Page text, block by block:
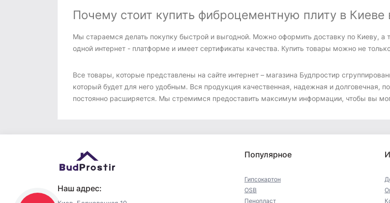
Почему стоит купить фиброцементную плиту в
Мы стараемся делать покупку быстрой и выгодной. Можно оформить доставку по Киеву, а
одной интернет - платформе и имеет сертификаты качества. Купить товары можно не
Все товары, которые представлены на сайте интернет – магазина Будпростир
который будет для него удобным. Вся продукция качественная, надежная и долговечная,
постоянно расширяется. Мы стремимся предоставить максимум информации, чтобы вы
Наш адрес:
Популярное
Гипсокартон
OSB
Пенопласт